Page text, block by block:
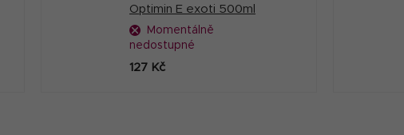
Optimin E exoti 500ml
Momentálně
nedostupné
127 Kč